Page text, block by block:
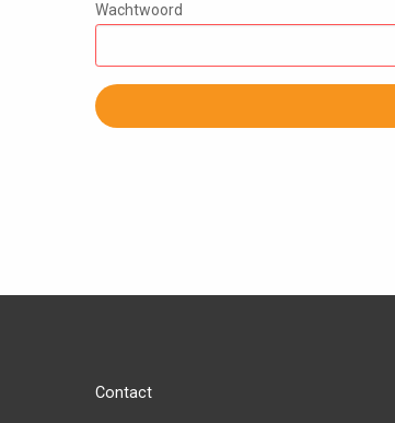
Wachtwoord
Contact